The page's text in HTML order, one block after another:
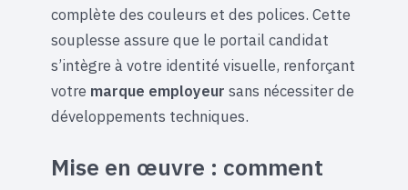
complète des couleurs et des polices. Cette
souplesse assure que le portail candidat
s’intègre à votre identité visuelle, renforçant
votre marque employeur sans nécessiter de
développements techniques.
Mise en œuvre : comment